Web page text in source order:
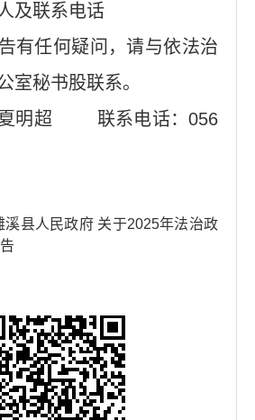
及联系电话
有任何疑问，请与依法治
室秘书股联系。
夏明超 联系电话：056
溪县人民政府 关于2025年法治政